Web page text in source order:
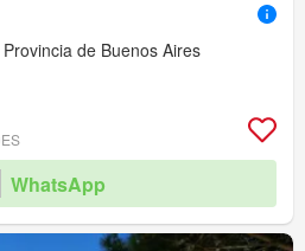
de Buenos Aires
WhatsApp